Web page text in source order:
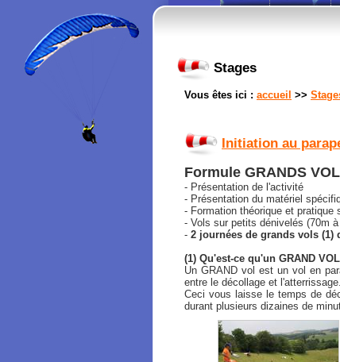
Stages
Vous êtes ici : accueil >>
Initiation au
Formule GRANDS
- Présentation de l'activité
- Présentation du matériel
- Formation théorique et pratique
- Vols sur petits dénivelés (70m
- 2 journées de grands vols (1)
(1) Qu'est-ce qu'un GRAND
Un GRAND vol est un vol en
entre le décollage et l'atterrissage.
Ceci vous laisse le temps de
durant plusieurs dizaines de